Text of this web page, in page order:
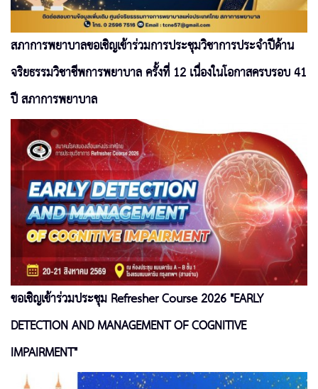
สภาการพยาบาลขอเชิญเข้าร่วมการประชุมวิชาการประจำปีด้าน
จริยธรรมวิชาชีพการพยาบาล ครั้งที่ 12 เนื่องในโอกาสครบรอบ 41
ปี สภาการพยาบาล
ขอเชิญเข้าร่วมประชุม Refresher Course 2026 "EARLY
DETECTION AND MANAGEMENT OF COGNITIVE
IMPAIRMENT"